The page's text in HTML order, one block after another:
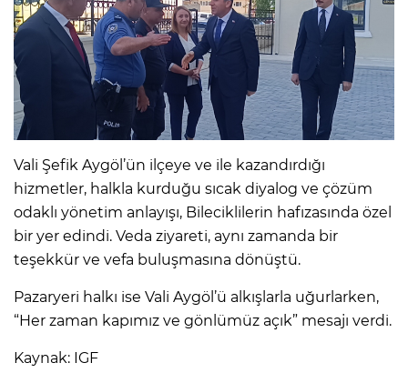
Vali Şefik Aygöl’ün ilçeye ve ile kazandırdığı
hizmetler, halkla kurduğu sıcak diyalog ve çözüm
odaklı yönetim anlayışı, Bileciklilerin hafızasında özel
bir yer edindi. Veda ziyareti, aynı zamanda bir
teşekkür ve vefa buluşmasına dönüştü.
Pazaryeri halkı ise Vali Aygöl’ü alkışlarla uğurlarken,
“Her zaman kapımız ve gönlümüz açık” mesajı verdi.
Kaynak: IGF